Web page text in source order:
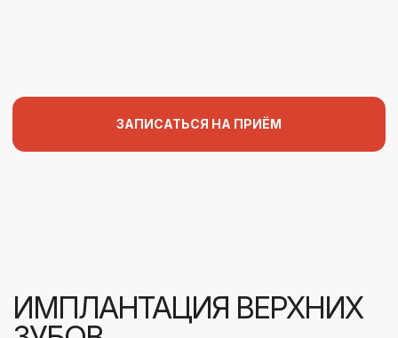
ИМПЛАНТАЦИЯ ВЕРХНИХ